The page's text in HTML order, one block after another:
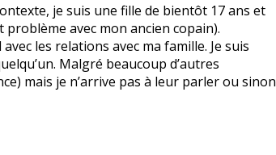
je suis une fille de bientôt 17 ans et
avec mon ancien copain).
les relations avec ma famille. Je suis
Malgré beaucoup d’autres
mais je n’arrive pas à leur parler ou sinon